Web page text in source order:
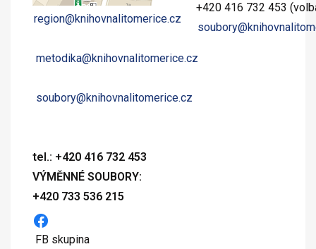
region@knihovnalitomerice.cz
metodika@knihovnalitomerice.cz
soubory@knihovnalitomerice.cz
tel.: +420 416 732 453
VÝMĚNNÉ SOUBORY:
+420 733 536 215
FB skupina
+420 416 732 453